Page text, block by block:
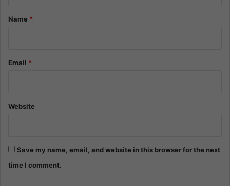
*Name *
Email *
Website
Save my name, email, and website in this browser for the next
time I comment.